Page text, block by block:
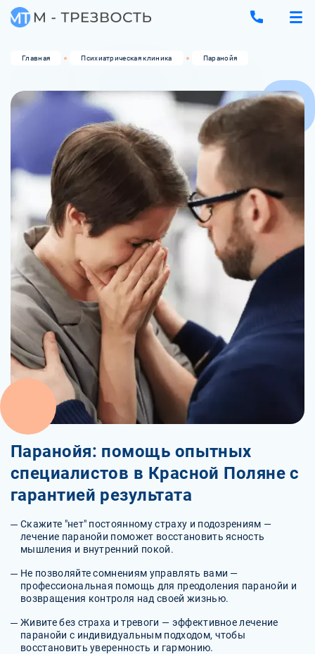
Главная Психиатрическая клиника Паранойя
Паранойя: помощь опытных
специалистов в Красной Поляне с
гарантией результата
Скажите "нет" постоянному страху и подозрениям —
лечение паранойи поможет восстановить ясность
мышления и внутренний покой.
Не позволяйте сомнениям управлять вами —
профессиональная помощь для преодоления паранойи и
возвращения контроля над своей жизнью.
Живите без страха и тревоги — эффективное лечение
паранойи с индивидуальным подходом, чтобы
восстановить уверенность и гармонию.